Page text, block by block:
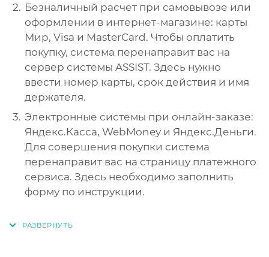
Безналичный расчет при самовывозе или
оформлении в интернет-магазине: карты
Мир, Visa и MasterCard. Чтобы оплатить
покупку, система перенаправит вас на
сервер системы ASSIST. Здесь нужно
ввести номер карты, срок действия и имя
держателя.
Электронные системы при онлайн-заказе:
Яндекс.Касса, WebMoney и Яндекс.Деньги.
Для совершения покупки система
перенаправит вас на страницу платежного
сервиса. Здесь необходимо заполнить
форму по инструкции.